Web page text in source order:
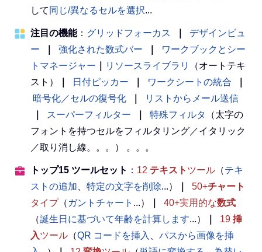
して 同じ/異なるセルを選択...
注目の機能： グリッドフォーカス
デザインビュ
ー
強化された数式バー
ワークブックとシー
トマネージャー
リソースライブラリ
（オートテキ
スト）
日付ピッカー ワークシートの統合
暗号化／セルの復号化
リストからメール送信
スーパーフィルター 特殊フィルタ
（太字の
フォントを持つセルをフィルタリング／イタリック
／取り消し線。。。） 。。。
トップ15 ツールセット ： 12 テキスト ツール （テキ
ストの追加、 特定の文字を削除...） 50+チャート
タイプ（ ガントチャート ...） 40+実用的な数式
（誕生日に基づいて年齢を計算します...） 19 挿
入ツール （QR コードを挿入 、 パスから画像を挿